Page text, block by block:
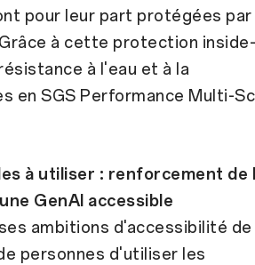
pour leur part protégées par
à cette protection inside-
à l'eau et à la
en SGS Performance Multi-
à utiliser : renforcement de
GenAI accessible
ambitions d'accessibilité de
personnes d'utiliser les